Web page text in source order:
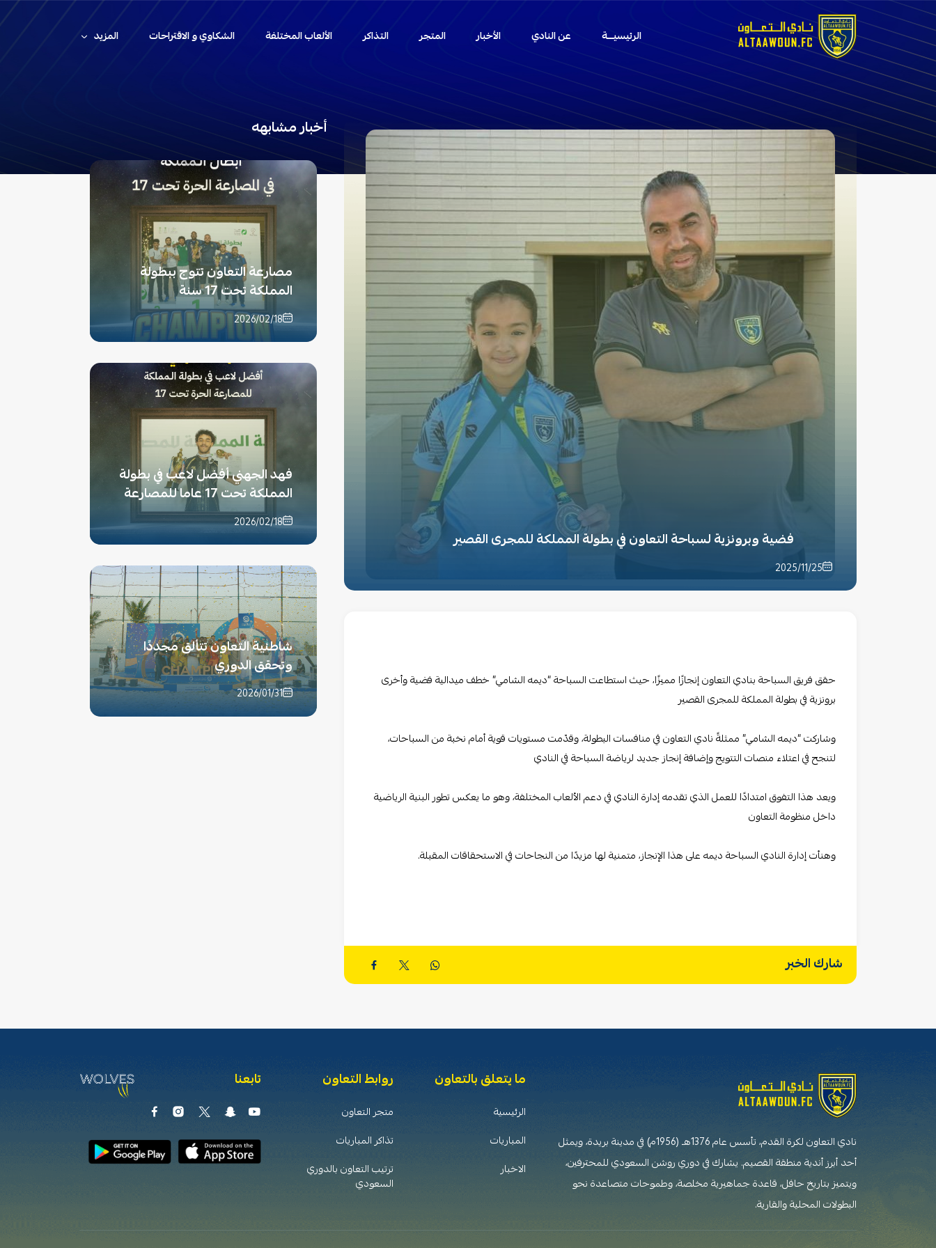
الرئيسيـــة عن النادي الأخبار المتجر التذاكر الألعاب المختلفة الشكاوي و الاقتراحات المزيد
فضية وبرونزية لسباحة التعاون في بطولة المملكة للمجرى القصير
2025/11/25
حقق فريق السباحة بنادي التعاون إنجازًا مميزًا، حيث استطاعت السباحة “ديمه الشامي” خطف ميدالية فضية وأخرى
برونزية في بطولة المملكة للمجرى القصير
وشاركت “ديمه الشامي” ممثلةً نادي التعاون في منافسات البطولة، وقدّمت مستويات قوية أمام نخبة من السباحات،
لتنجح في اعتلاء منصات التتويج وإضافة إنجاز جديد لرياضة السباحة في النادي
ويعد هذا التفوق امتدادًا للعمل الذي تقدمه إدارة النادي في دعم الألعاب المختلفة، وهو ما يعكس تطور البنية الرياضية
داخل منظومة التعاون
وهنأت إدارة النادي السباحة ديمه على هذا الإنجاز، متمنية لها مزيدًا من النجاحات في الاستحقاقات المقبلة.
شارك الخبر
أخبار مشابهه
مصارعة التعاون تتوج ببطولة
المملكة تحت 17 سنة
2026/02/18
فهد الجهني أفضل لاعب في بطولة
المملكة تحت 17 عاما للمصارعة
2026/02/18
شاطئية التعاون تتألق مجددًا
وتحقق الدوري
2026/01/31
نادي التعاون لكرة القدم، تأسس عام 1376هـ (1956م) في مدينة بريدة، ويمثل
أحد أبرز أندية منطقة القصيم. يشارك في دوري روشن السعودي للمحترفين،
ويتميز بتاريخ حافل، قاعدة جماهيرية مخلصة، وطموحات متصاعدة نحو
البطولات المحلية والقارية.
ما يتعلق بالتعاون
الرئيسية
المباريات
الاخبار
روابط التعاون
متجر التعاون
تذاكر المباريات
ترتيب التعاون بالدوري
السعودي
تابعنا